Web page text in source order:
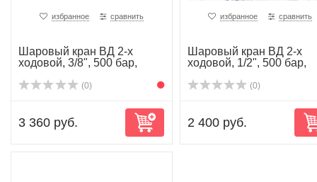
избранное сравнить
Шаровый кран ВД 2-х
ходовой, 3/8", 500 бар,
(0)
3 360 руб.
избранное сравнить
Шаровый кран ВД 2-х
ходовой, 1/2", 500 бар,
(0)
2 400 руб.